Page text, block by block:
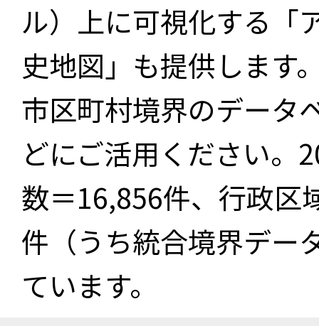
ル）上に可視化する「
史地図」も提供します
市区町村境界のデータ
どにご活用ください。
数＝16,856件、行政区
件（うち統合境界デー
ています。